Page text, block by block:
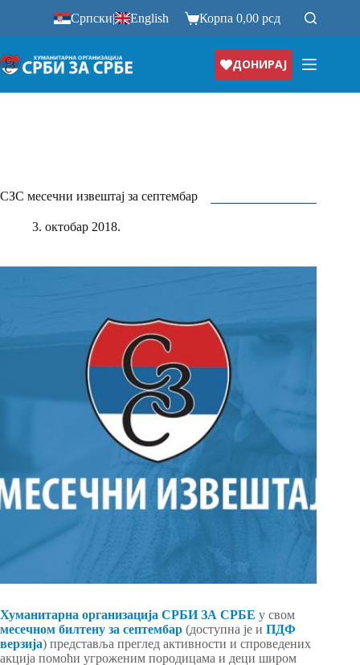
Српски| English Корпа0,00рсд
ДОНИРАЈ
СЗС месечни извештај за септембар
3. октобар 2018.
Хуманитарна организација СРБИ ЗА СРБЕ у свом
месечном билтену за септембар (доступна је и ПДФ
верзија) представља преглед активности и спроведених
акција помоћи угроженим породицама и деци широм